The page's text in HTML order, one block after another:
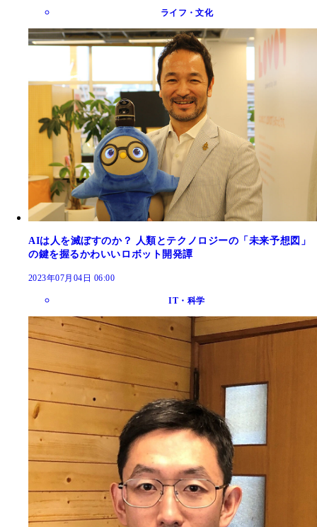
ライフ・文化
AIは人を滅ぼすのか？ 人類とテクノロジーの「未来予想図」
の鍵を握るかわいいロボット開発譚
2023年07月04日 06:00
IT・科学